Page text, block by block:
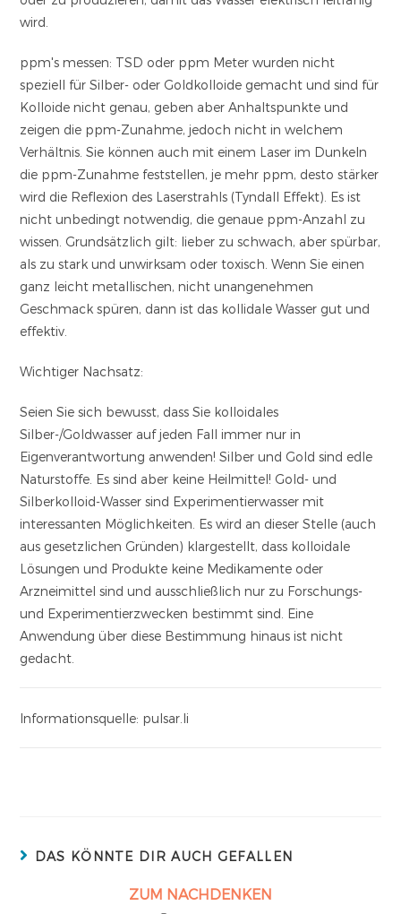
wird.
ppm's messen: TSD oder ppm Meter wurden nicht
speziell für Silber- oder Goldkolloide gemacht und sind für
Kolloide nicht genau, geben aber Anhaltspunkte und
zeigen die ppm-Zunahme, jedoch nicht in welchem
Verhältnis. Sie können auch mit einem Laser im Dunkeln
die ppm-Zunahme feststellen, je mehr ppm, desto stärker
wird die Reflexion des Laserstrahls (Tyndall Effekt). Es ist
nicht unbedingt notwendig, die genaue ppm-Anzahl zu
wissen. Grundsätzlich gilt: lieber zu schwach, aber spürbar,
als zu stark und unwirksam oder toxisch. Wenn Sie einen
ganz leicht metallischen, nicht unangenehmen
Geschmack spüren, dann ist das kollidale Wasser gut und
effektiv.
Wichtiger Nachsatz:
Seien Sie sich bewusst, dass Sie kolloidales
Silber-/Goldwasser auf jeden Fall immer nur in
Eigenverantwortung anwenden! Silber und Gold sind edle
Naturstoffe. Es sind aber keine Heilmittel! Gold- und
Silberkolloid-Wasser sind Experimentierwasser mit
interessanten Möglichkeiten. Es wird an dieser Stelle (auch
aus gesetzlichen Gründen) klargestellt, dass kolloidale
Lösungen und Produkte keine Medikamente oder
Arzneimittel sind und ausschließlich nur zu Forschungs-
und Experimentierzwecken bestimmt sind. Eine
Anwendung über diese Bestimmung hinaus ist nicht
gedacht.
Informationsquelle: pulsar.li
DAS KÖNNTE DIR AUCH GEFALLEN
ZUM NACHDENKEN